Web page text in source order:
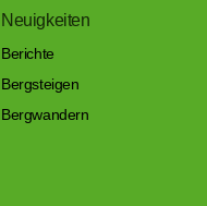
Neuigkeiten
Berichte
Bergsteigen
Bergwandern